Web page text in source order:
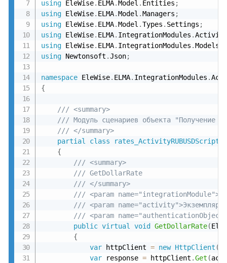
using EleWise. ELMA.Model . Entities ;
using EleWise. ELMA.Model .Managers ;
using EleWise. ELMA.Model .Types . Settings ;
using EleWise. ELMA. IntegrationModules .
using EleWise. ELMA. IntegrationModules .Models
using Newtonsoft .Json;
namespace EleWise. ELMA. IntegrationModules .
{
/// <summary>
/// Модуль сценариев объекта "Получение
/// </summary>
partial
class
rates_ActivityRUBUSDScripts
{
/// <summary>
/// GetDollarRate
/// </summary>
/// <param
/// <param name="activity">Экземпляр
/// <param
public virtual void GetDollarRate(
{
var httpClient = new HttpClient (
var response = httpClient .Get (